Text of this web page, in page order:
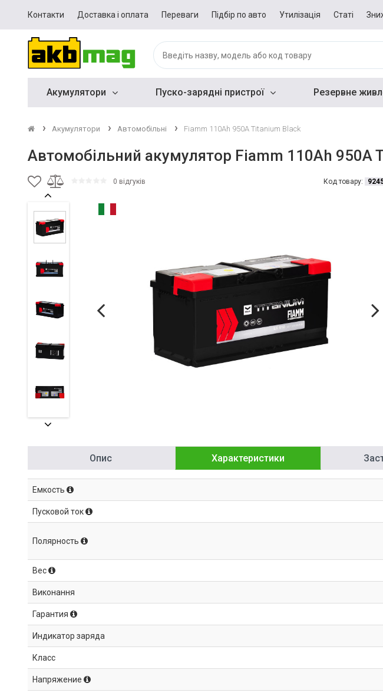
Контакти Доставка і оплата Переваги Підбір по авто Утилізація Статі
Акумулятори Пуско-зарядні пристрої Резервне
Акумулятори Автомобільні Fiamm 110Ah 950A Titanium Black
Автомобільний акумулятор Fiamm 110Ah 950A
0 відгуків Код товару:
Опис Характеристики
Емкость
Пусковой ток
Полярность
Вес
Виконання
Гарантия
Индикатор заряда
Класс
Напряжение